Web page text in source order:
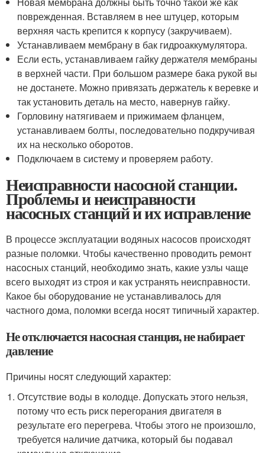
поврежденная. Вставляем в нее штуцер, которым
верхняя часть крепится к корпусу (закручиваем).
Устанавливаем мембрану в бак гидроаккумулятора.
Если есть, устанавливаем гайку держателя мембраны
в верхней части. При большом размере бака рукой вы
не достанете. Можно привязать держатель к веревке и
так установить деталь на место, навернув гайку.
Горловину натягиваем и прижимаем фланцем,
устанавливаем болты, последовательно подкручивая
их на несколько оборотов.
Подключаем в систему и проверяем работу.
Неисправности насосной станции.
Проблемы и неисправности
насосных станций и их исправление
В процессе эксплуатации водяных насосов происходят
разные поломки. Чтобы качественно проводить ремонт
насосных станций, необходимо знать, какие узлы чаще
всего выходят из строя и как устранять неисправности.
Какое бы оборудование не устанавливалось для
частного дома, поломки всегда носят типичный характер.
Не отключается насосная станция, не набирает
давление
Причины носят следующий характер:
Отсутствие воды в колодце. Допускать этого нельзя,
потому что есть риск перегорания двигателя в
результате его перегрева. Чтобы этого не произошло,
требуется наличие датчика, который бы подавал